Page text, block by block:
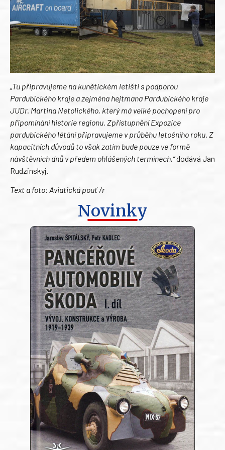
„Tu připravujeme na kunětickém letišti s podporou
Pardubického kraje a zejména hejtmana Pardubického kraje
JUDr. Martina Netolického, který má velké pochopení pro
připomínání historie regionu. Zpřístupnění Expozice
pardubického létání připravujeme v průběhu letošního roku. Z
kapacitních důvodů to však zatím bude pouze ve formě
návštěvních dnů v předem ohlášených termínech,“dodává Jan
Rudzinskyj.
Text a foto: Aviatická pouť /r
Novinky